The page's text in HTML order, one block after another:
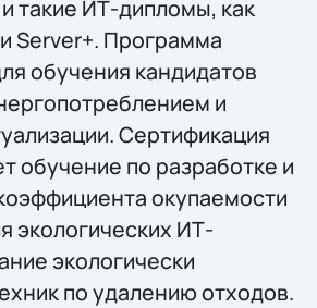
такие ИТ-дипломы, как
Server+. Программа
обучения кандидатов
и
Сертификация
обучение по разработке и
окупаемости
экологических ИТ-
экологически
по удалению отходов.